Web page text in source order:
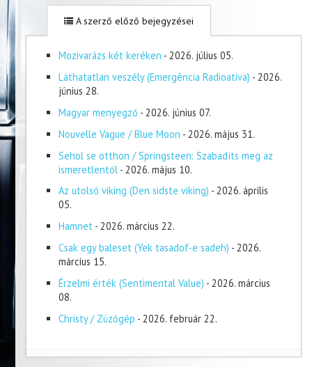
A szerző előző bejegyzései
Mozivarázs két keréken - 2026. július 05.
Láthatatlan veszély (Emergência Radioativa) - 2026.
június 28.
Magyar menyegző - 2026. június 07.
Nouvelle Vague / Blue Moon - 2026. május 31.
Sehol se otthon / Springsteen: Szabadíts meg az
ismeretlentől - 2026. május 10.
Az utolsó viking (Den sidste viking) - 2026. április
05.
Hamnet - 2026. március 22.
Csak egy baleset (Yek tasadof-e sadeh) - 2026.
március 15.
Érzelmi érték (Sentimental Value) - 2026. március
08.
Christy / Zúzógép - 2026. február 22.